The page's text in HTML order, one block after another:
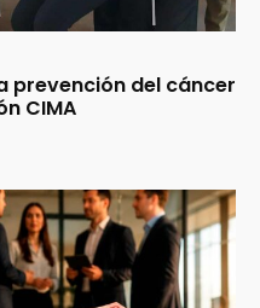
prevención del cáncer
CIMA